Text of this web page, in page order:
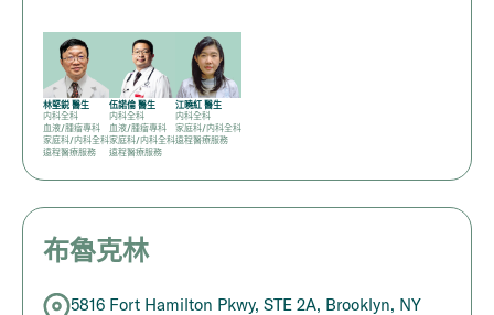
林堅鋭 醫生
内科全科
血液/腫瘤專科
家庭科/内科全科
遠程醫療服務
伍諾倫 醫生
内科全科
血液/腫瘤專科
家庭科/内科全科
遠程醫療服務
江曉紅 醫生
内科全科
家庭科/内科全科
遠程醫療服務
布魯克林
5816 Fort Hamilton Pkwy, STE 2A, Brooklyn, NY